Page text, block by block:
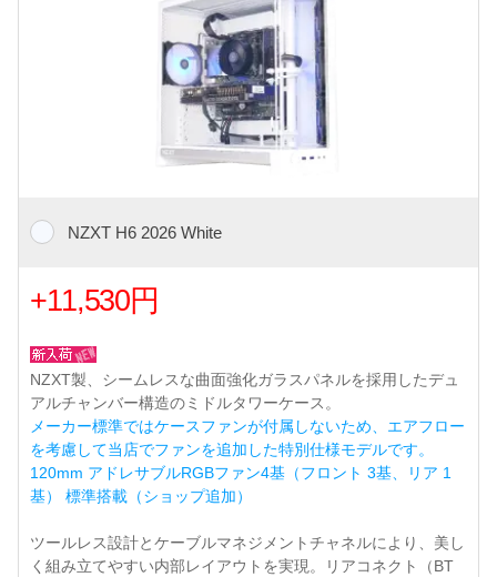
NZXT H6 2026 White
+11,530円
NZXT製、シームレスな曲面強化ガラスパネルを採用したデュ
アルチャンバー構造のミドルタワーケース。
メーカー標準ではケースファンが付属しないため、エアフロー
を考慮して当店でファンを追加した特別仕様モデルです。
120mm アドレサブルRGBファン4基（フロント 3基、リア 1
基） 標準搭載（ショップ追加）
ツールレス設計とケーブルマネジメントチャネルにより、美し
く組み立てやすい内部レイアウトを実現。リアコネクト（BT